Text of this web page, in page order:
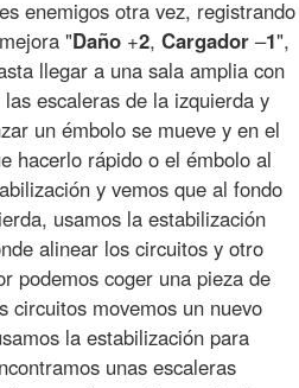
enemigos otra vez, registrando
"Daño +2, Cargador –1",
llegar a una sala amplia con
escaleras de la izquierda y
un émbolo se mueve y en el
hacerlo rápido o el émbolo al
y vemos que al fondo
usamos la estabilización
alinear los circuitos y otro
podemos coger una pieza de
circuitos movemos un nuevo
la estabilización para
unas escaleras